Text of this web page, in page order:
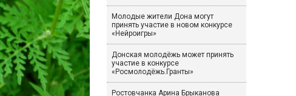
Молодые жители Дона могут
принять участие в новом конкурсе
«Нейроигры»
Донская молодёжь может принять
участие в конкурсе
«Росмолодёжь.Гранты»
Ростовчанка Арина Брыканова